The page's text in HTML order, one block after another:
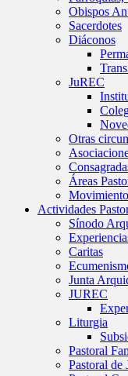
Obispos
Sacerdotes
Diáconos
JuREC
Otras
Áreas
Actividades
Sínodo
Caritas
Junta
JUREC
Liturgia
Pastoral
Pastoral de